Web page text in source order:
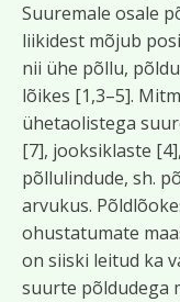
Suuremale osale
liikidest mõjub
nii ühe põllu,
lõikes [1,3–5].
ühetaolistega
[7], jooksiklaste
põllulindude, sh.
arvukus.
ohustatumate
on siiski leitud ka
suurte põldudega